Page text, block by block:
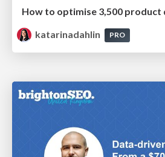
katarinadahlin
PRO